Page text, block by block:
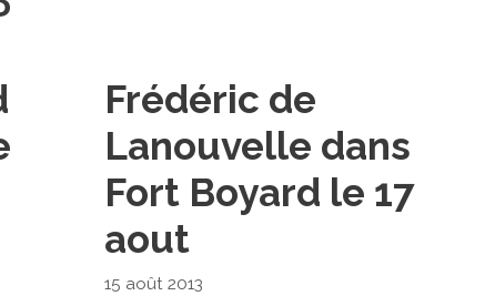
Frédéric de
Lanouvelle dans
Fort Boyard le 17
aout
15 août 2013